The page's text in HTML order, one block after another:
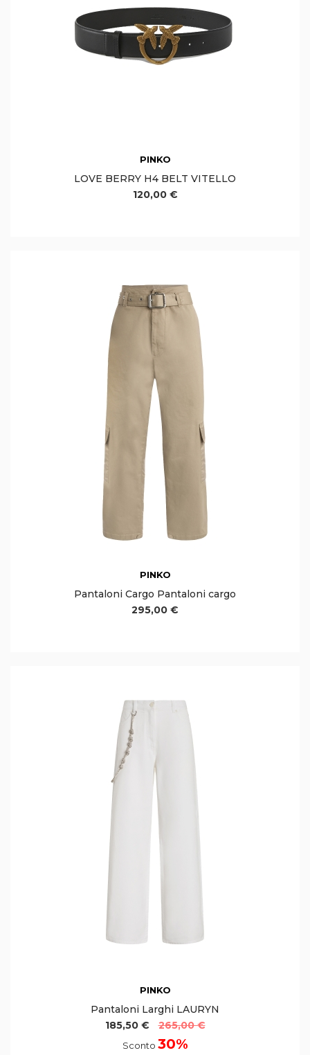
PINKO
LOVE BERRY H4 BELT VITELLO
120,00 €
PINKO
Pantaloni Cargo Pantaloni cargo
295,00 €
PINKO
Pantaloni Larghi LAURYN
185,50 €
265,00 €
Sconto 30%